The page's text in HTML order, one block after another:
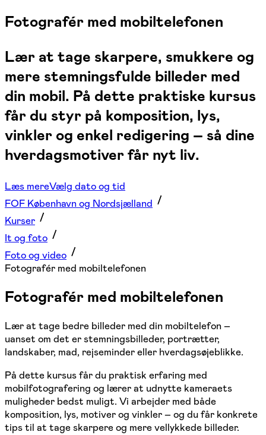
Fotografér med mobiltelefonen
Lær at tage skarpere, smukkere og
mere stemningsfulde billeder med
din mobil. På dette praktiske kursus
får du styr på komposition, lys,
vinkler og enkel redigering – så dine
hverdagsmotiver får nyt liv.
Læs mereVælg dato og tid
FOF København og Nordsjælland
Kurser
It og foto
Foto og video
Fotografér med mobiltelefonen
Fotografér med mobiltelefonen
Lær at tage bedre billeder med din mobiltelefon –
uanset om det er stemningsbilleder, portrætter,
landskaber, mad, rejseminder eller hverdagsøjeblikke.
På dette kursus får du praktisk erfaring med
mobilfotografering og lærer at udnytte kameraets
muligheder bedst muligt. Vi arbejder med både
komposition, lys, motiver og vinkler – og du får konkrete
tips til at tage skarpere og mere vellykkede billeder.